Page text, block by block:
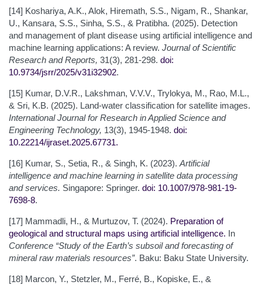
[14] Koshariya, A.K., Alok, Hiremath, S.S., Nigam, R., Shankar,
U., Kansara, S.S., Sinha, S.S., & Pratibha. (2025). Detection
and management of plant disease using artificial intelligence and
machine learning applications: A review. Journal of Scientific
Research and Reports, 31(3), 281-298. doi:
10.9734/jsrr/2025/v31i32902.
[15] Kumar, D.V.R., Lakshman, V.V.V., Trylokya, M., Rao, M.L.,
& Sri, K.B. (2025). Land-water classification for satellite images.
International Journal for Research in Applied Science and
Engineering Technology, 13(3), 1945-1948. doi:
10.22214/ijraset.2025.67731.
[16] Kumar, S., Setia, R., & Singh, K. (2023). Artificial
intelligence and machine learning in satellite data processing
and services. Singapore: Springer. doi: 10.1007/978-981-19-
7698-8.
[17] Mammadli, H., & Murtuzov, T. (2024). Preparation of
geological and structural maps using artificial intelligence. In
Conference “Study of the Earth’s subsoil and forecasting of
mineral raw materials resources”. Baku: Baku State University.
[18] Marcon, Y., Stetzler, M., Ferré, B., Kopiske, E., &